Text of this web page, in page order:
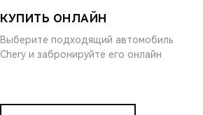
КУПИТЬ ОНЛАЙН
Выберите подходящий автомобиль
Chery и забронируйте его онлайн